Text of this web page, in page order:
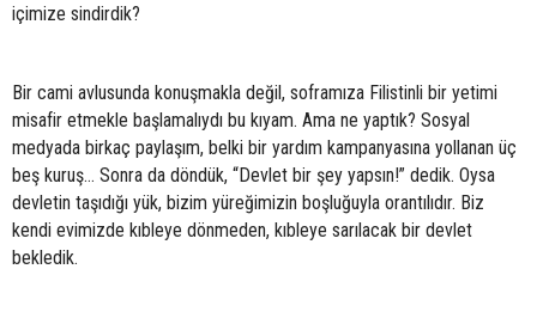
içimize sindirdik?
Bir cami avlusunda konuşmakla değil, soframıza Filistinli bir yetimi
misafir etmekle başlamalıydı bu kıyam. Ama ne yaptık? Sosyal
medyada birkaç paylaşım, belki bir yardım kampanyasına yollanan üç
beş kuruş… Sonra da döndük, “Devlet bir şey yapsın!” dedik. Oysa
devletin taşıdığı yük, bizim yüreğimizin boşluğuyla orantılıdır. Biz
kendi evimizde kıbleye dönmeden, kıbleye sarılacak bir devlet
bekledik.